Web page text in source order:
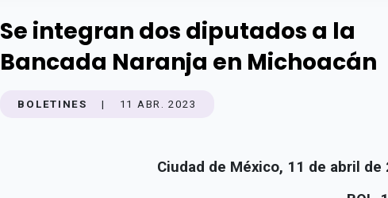
Se integran dos diputados a la
Bancada Naranja en Michoacán
BOLETINES | 11 ABR. 2023
Ciudad de México, 11 de abril de